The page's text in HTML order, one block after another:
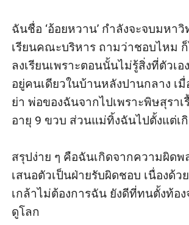
ฉันชื่อ ‘อ้อยหวาน’ กำลังจะจบมหา
เรียนคณะบริหาร ถามว่าชอบไหม
ลงเรียนเพราะตอนนั้นไม่รู้สิ่งที่ตัวเ
อยู่คนเดียวในบ้านหลังปานกลาง เ
ย่า พ่อของฉันจากไปเพราะพิษสุราเ
อายุ 9 ขวบ ส่วนแม่ทิ้งฉันไปตั้งแต่เ
สรุปง่าย ๆ คือฉันเกิดจากความผิด
เสนอตัวเป็นฝ่ายรับผิดชอบ เนื่องด้ว
เกล้าไม่ต้องการฉัน ยังดีที่ทนตั้งท้อ
ดูโลก